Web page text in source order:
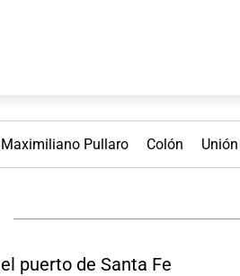
Maximiliano Pullaro Colón Unión
puerto de Santa Fe